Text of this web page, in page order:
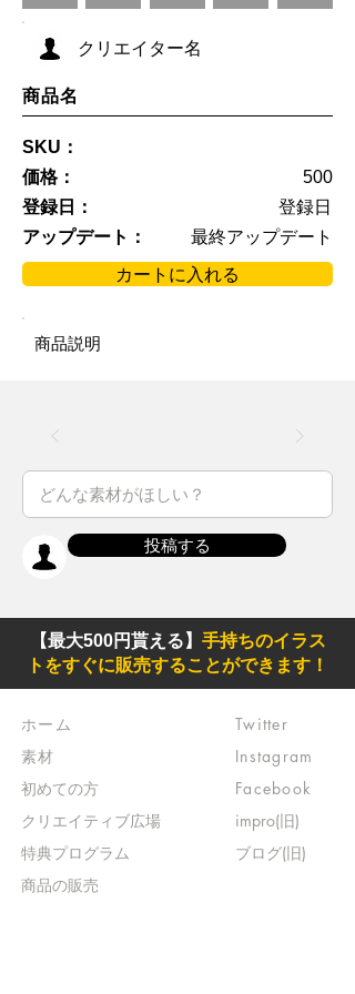
クリエイター名
商品名
SKU：
価格：
500
登録日：
登録日
アップデート：
最終アップデート
カートに入れる
商品説明
投稿する
【最大500円貰える】 手持ちのイラス
トをすぐに販売することができます！
ホーム
素材
初めての方
​クリエイティブ広場
​特典プログラム
​商品の販売
Twitter
Instagram
Facebook
impro(旧)​
ブログ(旧)